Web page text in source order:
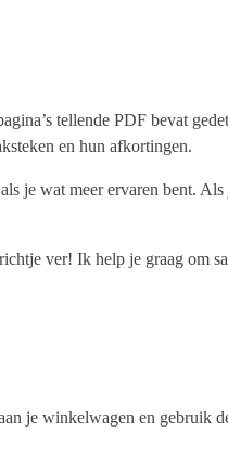
tellende PDF bevat
en hun afkortingen.
je wat meer ervaren bent.
ver! Ik help je graag om
je winkelwagen en gebruik